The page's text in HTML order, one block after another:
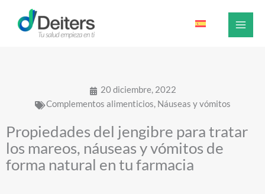
contenido
20 diciembre, 2022
Complementos alimenticios, Náuseas y vómitos
Propiedades del jengibre para tratar
los mareos, náuseas y vómitos de
forma natural en tu farmacia